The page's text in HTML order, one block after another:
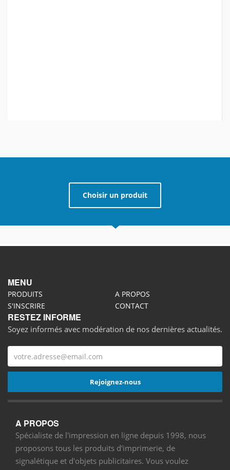
Choisir un produit
MENU
PRODUITS
A PROPOS
S'INSCRIRE
CONTACT
RESTEZ INFORME
Soyez informés avec modération de nos dernières actualités.
A PROPOS
Spécialiste de l'impression en ligne depuis 1998, nous
proposons tous les produits d'imprimerie, de
signalétique et d'objets publicitaires. Vous voulez